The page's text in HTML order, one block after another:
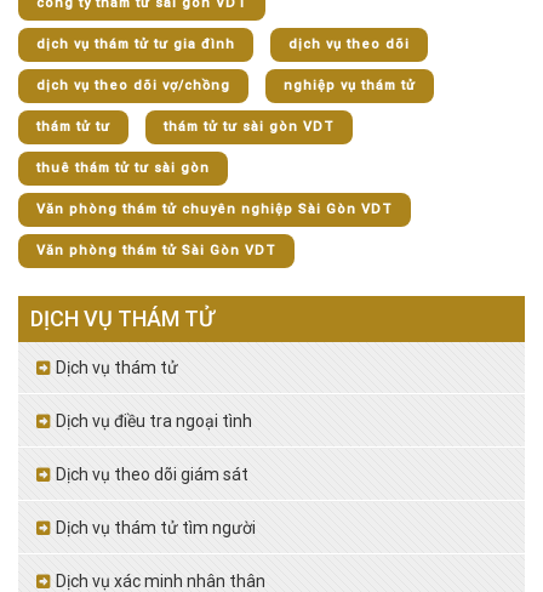
dịch vụ thám tử tư gia đình dịch vụ theo dõi
dịch vụ theo dõi vợ/chồng nghiệp vụ thám tử
thám tử tư thám tử tư sài gòn VDT
thuê thám tử tư sài gòn
Văn phòng thám tử chuyên nghiệp Sài Gòn VDT
Văn phòng thám tử Sài Gòn VDT
DỊCH VỤ THÁM TỬ
Dịch vụ thám tử
Dịch vụ điều tra ngoại tình
Dịch vụ theo dõi giám sát
Dịch vụ thám tử tìm người
Dịch vụ xác minh nhân thân